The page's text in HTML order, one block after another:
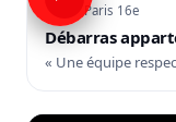
Paris 16e
Débarras
« Une équipe